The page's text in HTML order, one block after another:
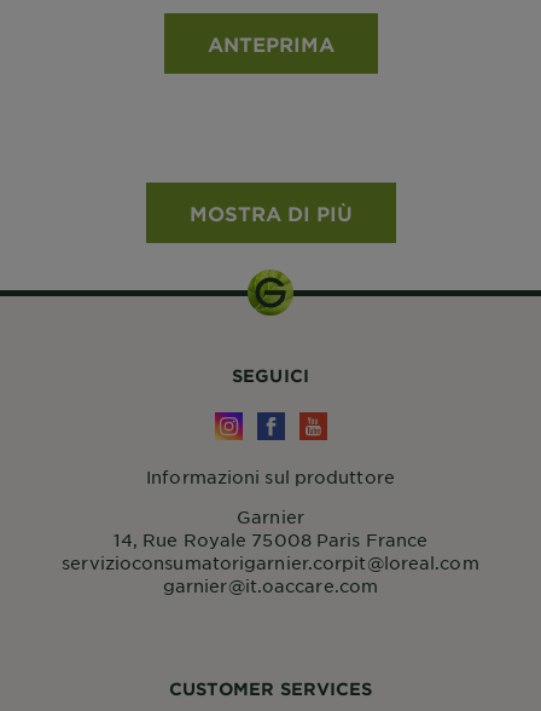
ANTEPRIMA
MOSTRA DI PIÙ
CUSTOMER SERVICES
SEGUICI
Informazioni sul produttore
Garnier
14, Rue Royale 75008 Paris France
servizioconsumatorigarnier.corpit@loreal.com
garnier@it.oaccare.com